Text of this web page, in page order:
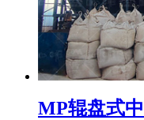
MP辊盘式